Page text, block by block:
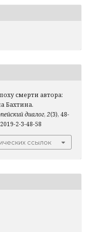
смерти автора:
Бахтина.
диалог, 2(3), 48-
2-3-48-58
ссылок